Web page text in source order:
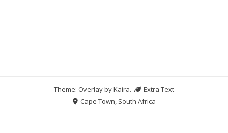
Theme: Overlay byKaira.
Extra Text
Cape Town, South Africa